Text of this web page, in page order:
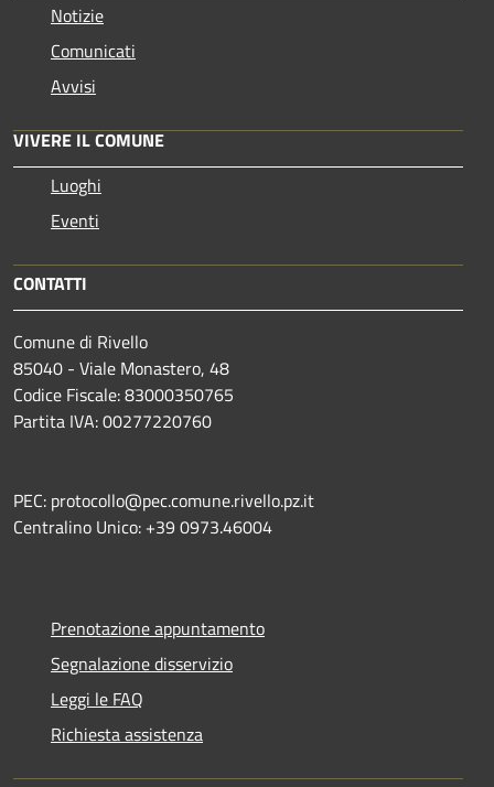
Notizie
Comunicati
Avvisi
VIVERE IL COMUNE
Luoghi
Eventi
CONTATTI
Comune di Rivello
85040 - Viale Monastero, 48
Codice Fiscale: 83000350765
Partita IVA: 00277220760
PEC: protocollo@pec.comune.rivello.pz.it
Centralino Unico: +39 0973.46004
Prenotazione appuntamento
Segnalazione disservizio
Leggi le FAQ
Richiesta assistenza